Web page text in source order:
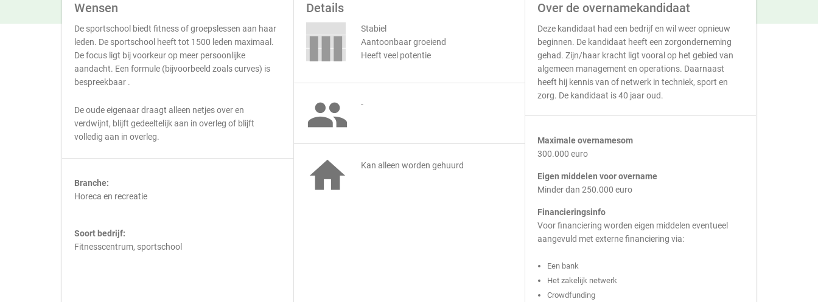
Wensen
De sportschool biedt fitness of groepslessen aan haar
leden. De sportschool heeft tot 1500 leden maximaal.
De focus ligt bij voorkeur op meer persoonlijke
aandacht. Een formule (bijvoorbeeld zoals curves) is
bespreekbaar .
De oude eigenaar draagt alleen netjes over en
verdwijnt, blijft gedeeltelijk aan in overleg of blijft
volledig aan in overleg.
Branche:
Horeca en recreatie
Soort bedrijf:
Fitnesscentrum, sportschool
Details
Stabiel
Aantoonbaar groeiend
Heeft veel potentie
 -
 Kan alleen worden gehuurd
Over de overnamekandidaat
Deze kandidaat had een bedrijf en wil weer opnieuw
beginnen. De kandidaat heeft een zorgonderneming
gehad. Zijn/haar kracht ligt vooral op het gebied van
algemeen management en operations. Daarnaast
heeft hij kennis van of netwerk in techniek, sport en
zorg. De kandidaat is 40 jaar oud.
Maximale overnamesom
300.000 euro
Eigen middelen voor overname
Minder dan 250.000 euro
Financieringsinfo
Voor financiering worden eigen middelen eventueel
aangevuld met externe financiering via:
Een bank
Het zakelijk netwerk
Crowdfunding